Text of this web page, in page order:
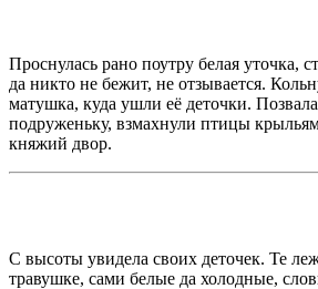
Проснулась рано поутру белая уточка,
да никто не бежит, не отзывается.
матушка, куда ушли её деточки.
подруженьку, взмахнули птицы
княжий двор.
С высоты увидела своих деточек. Те
травушке, сами белые да холодные,